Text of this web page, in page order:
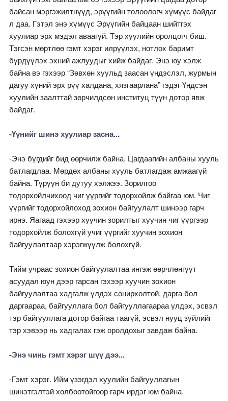
байсан мэргэжилтнүүд, эрүүгийн төлөөлөгч хүмүүс байдаг
л даа. Гэтэл энэ хүмүүс Эрүүгийн байцаан шийтгэх
хуулиар эрх мэдэл аваагүй. Тэр хуулийн оролцогч биш.
Тэгсэн мөртлөө гэмт хэрэг илрүүлэх, нотлох баримт
бүрдүүлэх эхний ажлуудыг хийж байдаг. Энэ юу хэлж
байна вэ гэхээр “Зөвхөн хуульд заасан үндэслэл, журмын
дагуу хүний эрх рүү халдана, хязгаарлана” гэдэг Үндсэн
хуулийн заалттай зөрчилдсөн институц түүн дотор явж
байдаг.
-Үүнийг шинэ хуулиар засна...
-Энэ бүгдийг бид өөрчилж байна. Цагдаагийн албаны хууль
батлагдлаа. Мөрдөх албаны хууль батлагдаж амжаагүй
байна. Түрүүн би дутуу хэлжээ. Зорилгоо
тодорхойлчихоод чиг үүргийг тодорхойлж байгаа юм. Чиг
үүргийг тодорхойлоход зохион байгуулалт шинээр гарч
ирнэ. Яагаад гэхээр хуучин зорилтыг хуучин чиг үүргээр
тодорхойлж болохгүй учиг үүргийг хуучин зохион
байгуулалтаар хэрэгжүүлж болохгүй.
Тийм учраас зохион байгуулалтаа ингэж өөрчлөнгүүт
асуудал юун дээр гарсан гэхээр хуучин зохион
байгуулалтаа хадгалж үлдэх сонирхолтой, дарга бол
даргаараа, байгууллага бол байгууллагаараа үлдэх, эсвэл
тэр байгууллага дотор байгаа таагүй, эсвэл нууц зүйлийг
тэр хэвээр нь хадгалах гэж оролдохыг завдаж байна.
-Энэ чинь гэмт хэрэг шүү дээ...
-Гэмт хэрэг. Ийм үзэгдэл хуулийн байгууллагын
шинэтгэлтэй холбоотойгоор гарч ирдэг юм байна.